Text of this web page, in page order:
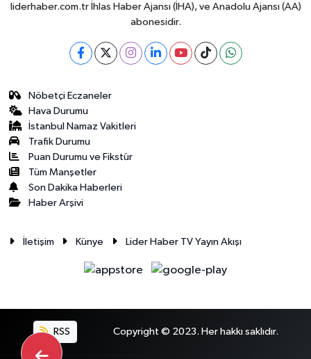
liderhaber.com.tr İhlas Haber Ajansı (İHA), ve Anadolu Ajansı (AA)
abonesidir.
Nöbetçi Eczaneler
Hava Durumu
İstanbul Namaz Vakitleri
Trafik Durumu
Puan Durumu ve Fikstür
Tüm Manşetler
Son Dakika Haberleri
Haber Arşivi
İletişim Künye Lider Haber TV Yayın Akışı
RSS Copyright © 2023. Her hakkı saklıdır.